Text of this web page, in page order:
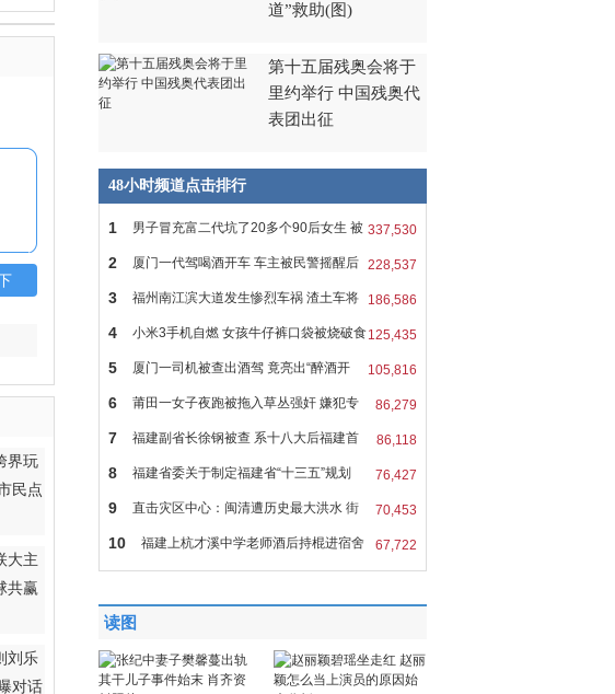
界玩
民点
大主
共赢
刘乐
对话
道”救助(图)
第十五届残奥会将于
里约举行 中国残奥代
表团出征
48小时频道点击排行
337,530
1 男子冒充富二代坑了20多个90后女生 被
228,537
2 厦门一代驾喝酒开车 车主被民警摇醒后
186,586
3 福州南江滨大道发生惨烈车祸 渣土车将
125,435
4 小米3手机自燃 女孩牛仔裤口袋被烧破食
105,816
5 厦门一司机被查出酒驾 竟亮出“醉酒开
86,279
6 莆田一女子夜跑被拖入草丛强奸 嫌犯专
86,118
7 福建副省长徐钢被查 系十八大后福建首
76,427
8 福建省委关于制定福建省“十三五”规划
70,453
9 直击灾区中心：闽清遭历史最大洪水 街
67,722
10 福建上杭才溪中学老师酒后持棍进宿舍
殴
读图